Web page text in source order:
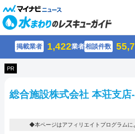
掲載業者 1,422業者相談件数
PR
総合施設株式会社 本荘支店
◆本ページはアフィリエイトプログラムに